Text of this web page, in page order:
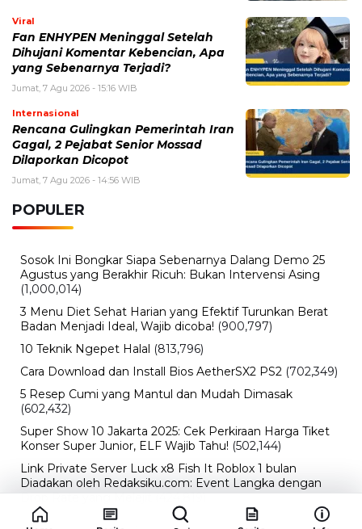
Viral
Fan ENHYPEN Meninggal Setelah
Dihujani Komentar Kebencian, Apa
yang Sebenarnya Terjadi?
Jumat, 7 Agu 2026 - 15:16 WIB
Internasional
Rencana Gulingkan Pemerintah Iran
Gagal, 2 Pejabat Senior Mossad
Dilaporkan Dicopot
Jumat, 7 Agu 2026 - 14:56 WIB
POPULER
Sosok Ini Bongkar Siapa Sebenarnya Dalang Demo 25
Agustus yang Berakhir Ricuh: Bukan Intervensi Asing
(1,000,014)
3 Menu Diet Sehat Harian yang Efektif Turunkan Berat
Badan Menjadi Ideal, Wajib dicoba! (900,797)
10 Teknik Ngepet Halal (813,796)
Cara Download dan Install Bios AetherSX2 PS2 (702,349)
5 Resep Cumi yang Mantul dan Mudah Dimasak
(602,432)
Super Show 10 Jakarta 2025: Cek Perkiraan Harga Tiket
Konser Super Junior, ELF Wajib Tahu! (502,144)
Link Private Server Luck x8 Fish It Roblox 1 bulan
Diadakan oleh Redaksiku.com: Event Langka dengan
Drop Rate yang Melejit (424,819)
10 Film Indonesia Tayang November 2024, Ada Film